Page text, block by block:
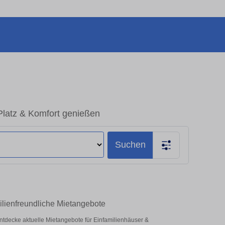
& Komfort genießen
Suchen
Mietangebote
aktuelle Mietangebote für Einfamilienhäuser &